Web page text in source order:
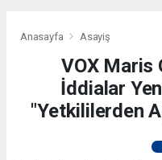
Anasayfa Asayiş
VOX Maris
İddialar
"Yetkililerden